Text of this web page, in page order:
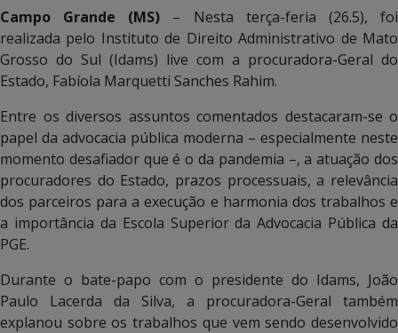
Campo Grande (MS) – Nesta terça-feria (26.5), foi
realizada pelo Instituto de Direito Administrativo de Mato
Grosso do Sul (Idams) live com a procuradora-Geral do
Estado, Fabíola Marquetti Sanches Rahim.
Entre os diversos assuntos comentados destacaram-se o
papel da advocacia pública moderna – especialmente neste
momento desafiador que é o da pandemia –, a atuação dos
procuradores do Estado, prazos processuais, a relevância
dos parceiros para a execução e harmonia dos trabalhos e
a importância da Escola Superior da Advocacia Pública da
PGE.
Durante o bate-papo com o presidente do Idams, João
Paulo Lacerda da Silva, a procuradora-Geral também
explanou sobre os trabalhos que vem sendo desenvolvido